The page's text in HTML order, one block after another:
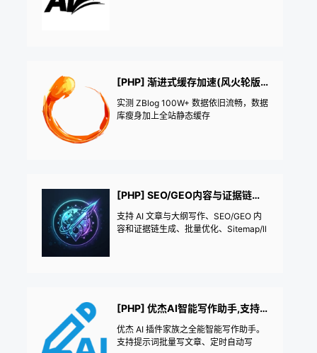
[PHP] 渐进式缓存加速(风火轮版+数据库优化+全站静态)
实测 ZBlog 100W+ 数据依旧流畅，数据
库瘦身加上全站静态缓存
[PHP] SEO/GEO内容与证据链生成、批量优化、Sitemap/llms及多平台索引管理、AI文章生成与写作
支持 AI 文章与大纲写作、SEO/GEO 内
容和证据链生成、批量优化、Sitemap/ll
[PHP] 优杰AI智能写作助手,支持提示词批量写文章、定时自动写作、GEO与SEO双轨协同生成、预设10+顶级写作风格、自定义Prompt脚本工作流以及智能配图与内链
优杰 AI 插件家族之全能智能写作助手。
支持提示词批量写文章、定时自动写